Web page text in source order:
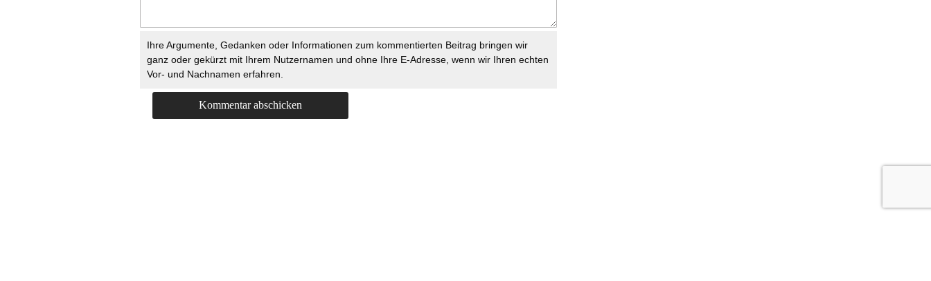
Ihre Argumente, Gedanken oder Informationen zum kommentierten Beitrag bringen wir
ganz oder gekürzt mit Ihrem Nutzernamen und ohne Ihre E-Adresse, wenn wir Ihren echten
Vor- und Nachnamen erfahren.